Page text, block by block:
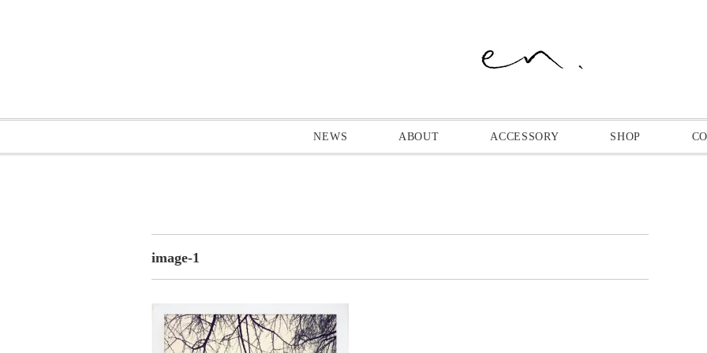
NEWS ABOUT ACCESSORY SHOP
image-1